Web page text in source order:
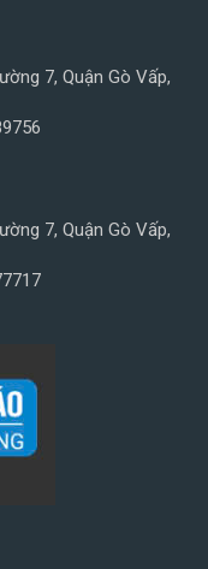
7, Quận Gò Vấp,
7, Quận Gò Vấp,